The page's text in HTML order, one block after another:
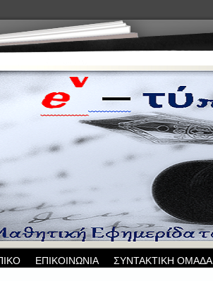
ΕΠΙΚΟΙΝΩΝΙΑ ΣΥΝΤΑΚΤΙΚΗ ΟΜΑΔΑ